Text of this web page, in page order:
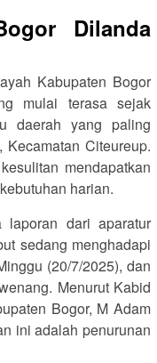
Dilanda
Kabupaten Bogor
mulai terasa sejak
daerah yang paling
Citeureup.
mendapatkan
harian.
laporan dari aparatur
sedang menghadapi
(20/7/2025), dan
Menurut Kabid
Bogor, M Adam
ini adalah penurunan